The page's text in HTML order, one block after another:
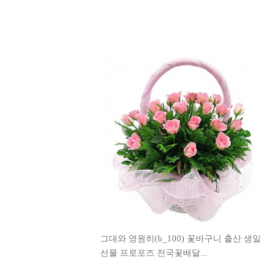
그대와 영원히(b_100) 꽃바구니 출산 생일
선물 프로포즈 전국꽃배달...